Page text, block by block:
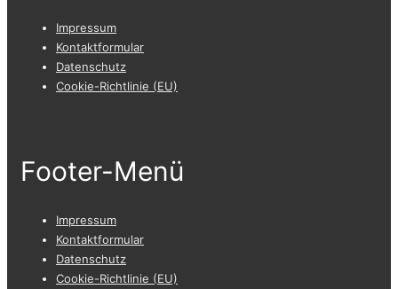
Impressum
Kontaktformular
Datenschutz
Cookie-Richtlinie (EU)
Footer-Menü
Impressum
Kontaktformular
Datenschutz
Cookie-Richtlinie (EU)